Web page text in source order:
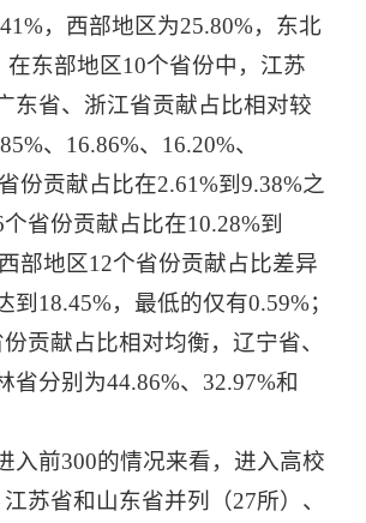
，西部地区为25.80%，东北
在东部地区10个省份中，江苏
东省、浙江省贡献占比相对较
、16.86%、16.20%、
份贡献占比在2.61%到9.38%之
省份贡献占比在10.28%到
部地区12个省份贡献占比差异
到18.45%，最低的仅有0.59%；
贡献占比相对均衡，辽宁省、
省分别为44.86%、32.97%和
入前300的情况来看，进入高校
苏省和山东省并列（27所）、